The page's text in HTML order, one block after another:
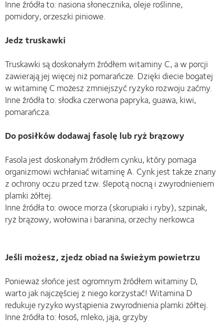
Inne źródła to: nasiona słonecznika, oleje roślinne,
pomidory, orzeszki piniowe.
Jedz truskawki
Truskawki są doskonałym źródłem witaminy C, a w porcji
zawierają jej więcej niż pomarańcze. Dzięki diecie bogatej
w witaminę C możesz zmniejszyć ryzyko rozwoju zaćmy.
Inne źródła to: słodka czerwona papryka, guawa, kiwi,
pomarańcza.
Do posiłków dodawaj fasolę lub ryż brązowy
Fasola jest doskonałym źródłem cynku, który pomaga
organizmowi wchłaniać witaminę A. Cynk jest także znany
z ochrony oczu przed tzw. ślepotą nocną i zwyrodnieniem
plamki żółtej.
Inne źródła to: owoce morza (skorupiaki i ryby), szpinak,
ryż brązowy, wołowina i baranina, orzechy nerkowca
Jeśli możesz, zjedz obiad na świeżym powietrzu
Ponieważ słońce jest ogromnym źródłem witaminy D,
warto jak najczęściej z niego korzystać! Witamina D
redukuje ryzyko wystąpienia zwyrodnienia plamki żółtej.
Inne źródła to: łosoś, mleko, jaja, grzyby